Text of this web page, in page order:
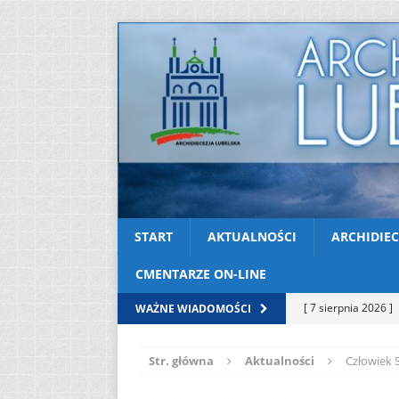
START AKTUALNOŚCI
CMENTARZE ON-LINE
WAŻNE WIADOMOŚCI [ 7 sierpnia 2026 ]
[ 7 sierpnia 2026 ]
Str. główna Aktualności